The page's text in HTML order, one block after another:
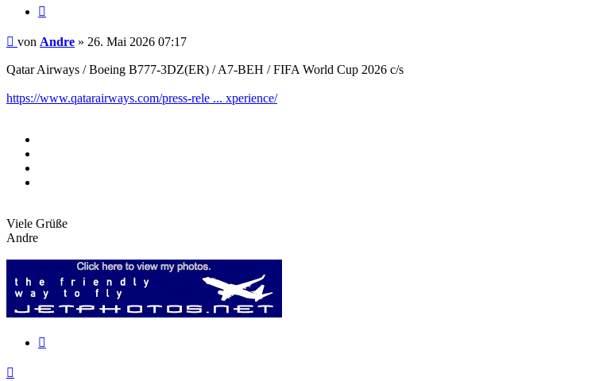
Beitrag
von Andre » 26. Mai 2026 07:17
Qatar Airways / Boeing B777-3DZ(ER) / A7-BEH / FIFA World Cup 2026 c/s
https://www.qatarairways.com/press-rele ... xperience/
Viele Grüße
Andre